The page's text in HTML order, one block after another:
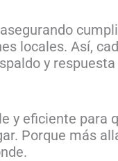
locales. Así,
y
y eficiente para
Porque más